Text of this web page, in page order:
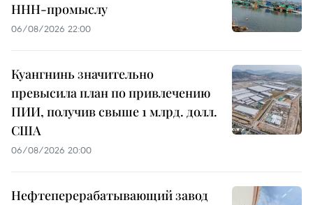
ННН-промыслу
06/08/2026 22:00
Куангнинь значительно
превысила план по привлечению
ПИИ, получив свыше 1 млрд. долл.
США
06/08/2026 20:00
Нефтеперерабатывающий завод